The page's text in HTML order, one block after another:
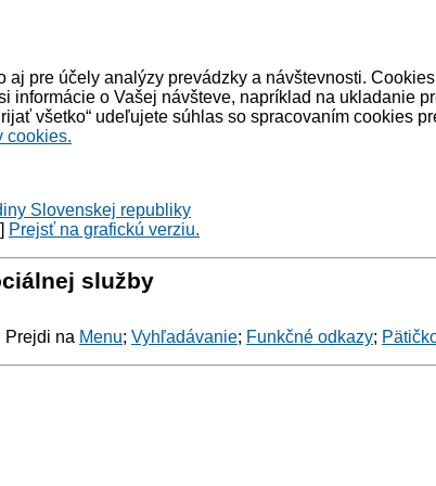
pre účely analýzy prevádzky a návštevnosti.
informácie o Vašej návšteve, napríklad na ukladanie
všetko“ udeľujete súhlas so spracovaním cookies
cookies.
Slovenskej republiky
Prejsť na grafickú verziu.
služby
Prejdi na Menu; Vyhľadávanie; Funkčné odkazy;